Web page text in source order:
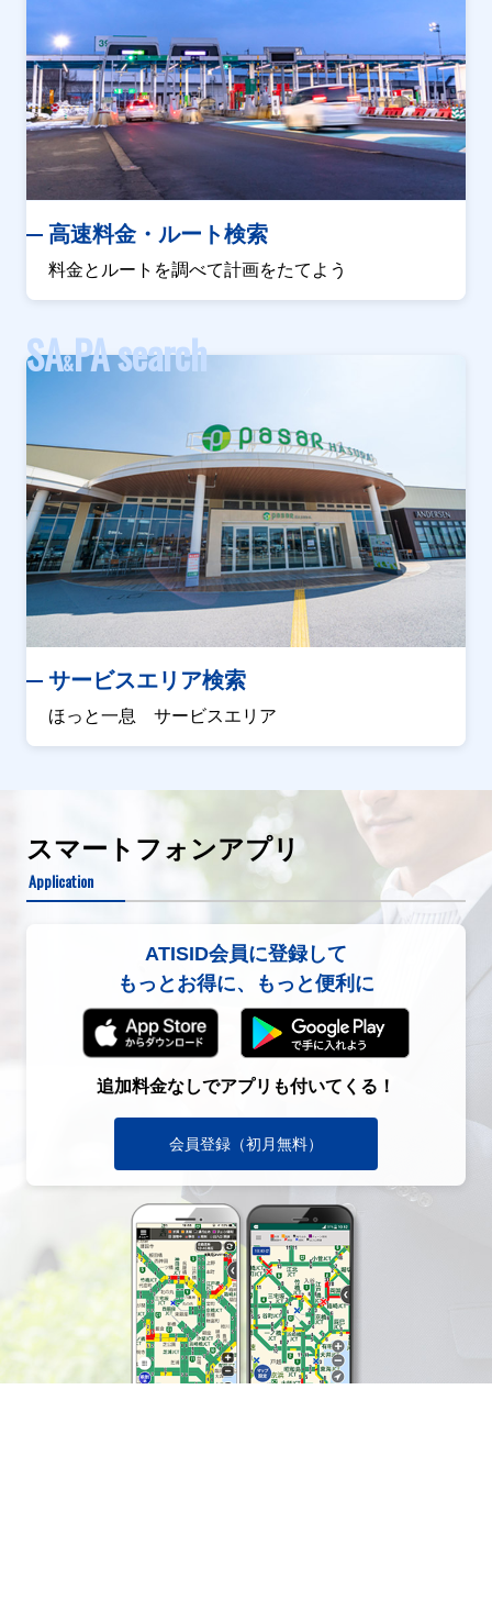
高速料金・ルート検索
料金とルートを調べて計画をたてよう
SA&PA search
サービスエリア検索
ほっと一息 サービスエリア
スマートフォンアプリ
Application
ATISID会員に登録して
もっとお得に、もっと便利に
追加料金なしでアプリも付いてくる！
会員登録（初月無料）